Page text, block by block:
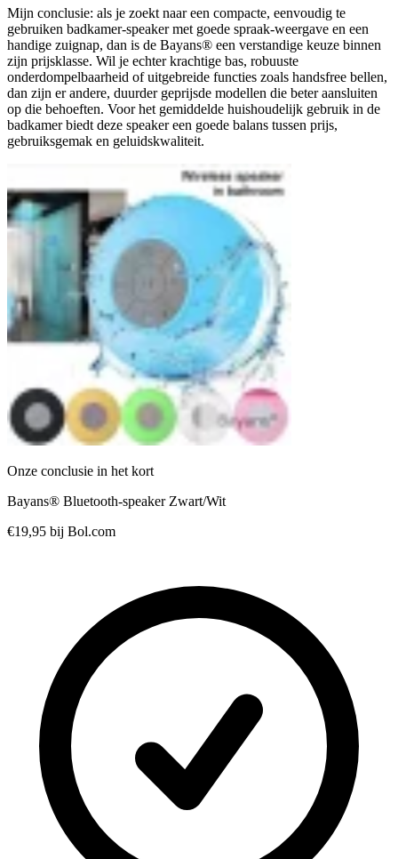
Mijn conclusie: als je zoekt naar een compacte, eenvoudig te
gebruiken badkamer-speaker met goede spraak-weergave en een
handige zuignap, dan is de Bayans® een verstandige keuze binnen
zijn prijsklasse. Wil je echter krachtige bas, robuuste
onderdompelbaarheid of uitgebreide functies zoals handsfree bellen,
dan zijn er andere, duurder geprijsde modellen die beter aansluiten
op die behoeften. Voor het gemiddelde huishoudelijk gebruik in de
badkamer biedt deze speaker een goede balans tussen prijs,
gebruiksgemak en geluidskwaliteit.
Onze conclusie in het kort
Bayans® Bluetooth-speaker Zwart/Wit
€19,95 bij Bol.com